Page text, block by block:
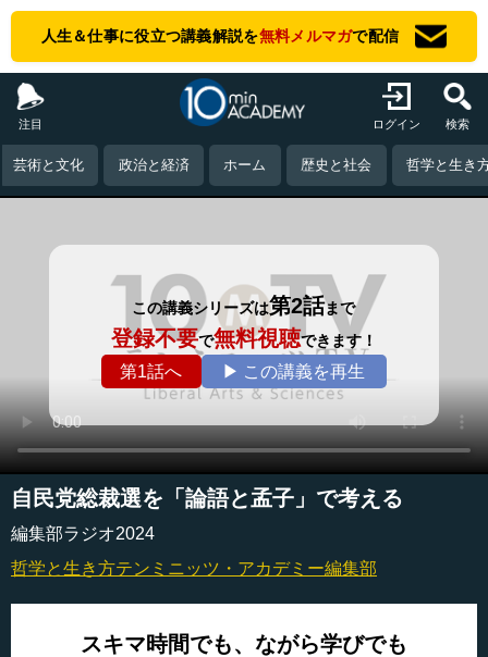
人生＆仕事に役立つ講義解説を無料メルマガで配信
注目 ログイン 検索
芸術と文化 政治と経済 ホーム 歴史と社会 哲学と生き
この講義シリーズは第2話まで
登録不要で無料視聴できます！
第1話へ ▶ この講義を再生
自民党総裁選を「論語と孟子」で考える
編集部ラジオ2024
哲学と生き方テンミニッツ・アカデミー編集部
スキマ時間でも、ながら学びでも